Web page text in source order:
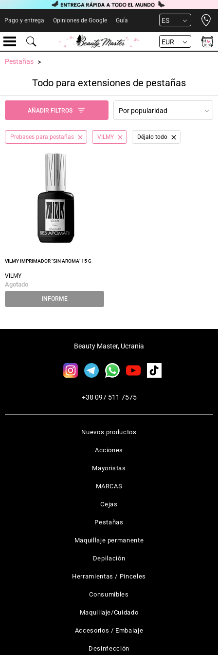
Pago y entrega Opiniones de Google Guía ES
EUR
Pestañas
Todo para extensiones de pestañas
AÑADIR FILTROS Por popularidad
Prebases para pestañas VILMY Déjalo todo
VILMY IMPRIMADOR "SIN AROMA" 15 G
VILMY
Agotado
INFORME
Nuevos productos
Acciones
Mayoristas
MARCAS
Cejas
Pestañas
Maquillaje permanente
Depilación
Herramientas / Pinceles
Consumibles
Maquillaje/Cuidado
Accesorios / Embalaje
Desinfección
Beauty Master, Ucrania
+38 097 511 7575